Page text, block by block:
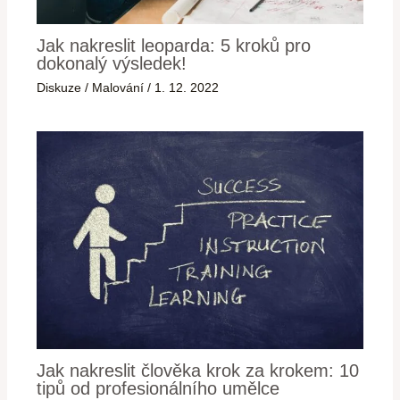
Jak nakreslit leoparda: 5 kroků pro
dokonalý výsledek!
Diskuze / Malování / 1. 12. 2022
Jak nakreslit člověka krok za krokem: 10
tipů od profesionálního umělce